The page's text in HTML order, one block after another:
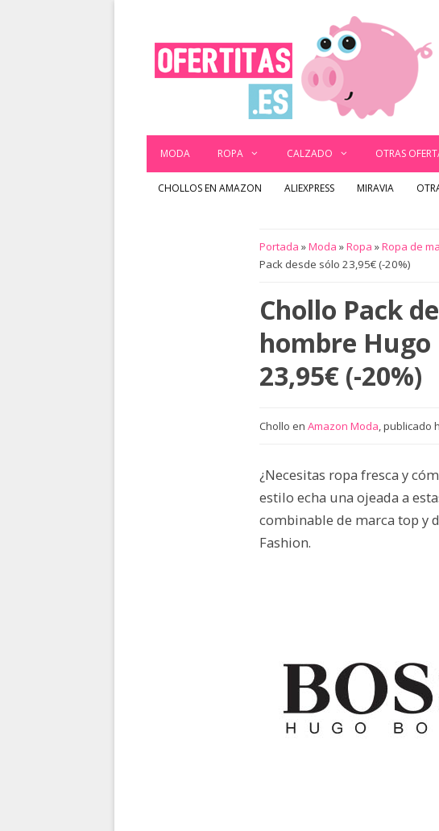
MODA ROPA CALZADO OTRAS
CHOLLOS EN AMAZON ALIEXPRESS MIRAVIA
Portada »Moda »Ropa »Ropa de
Pack desde sólo 23,95€ (-20%)
Chollo Pack
hombre Hugo
23,95€ (-20%)
Chollo en Amazon Moda, publicado
¿Necesitas ropa fresca y
estilo echa una ojeada a
combinable de marca top y
Fashion.